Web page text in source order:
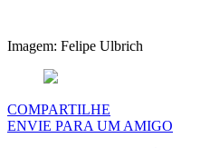
Imagem: Felipe Ulbrich
COMPARTILHE
ENVIE PARA UM AMIGO